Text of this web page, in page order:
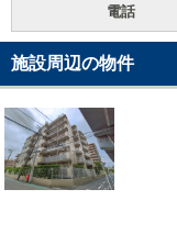
電話
施設周辺の物件